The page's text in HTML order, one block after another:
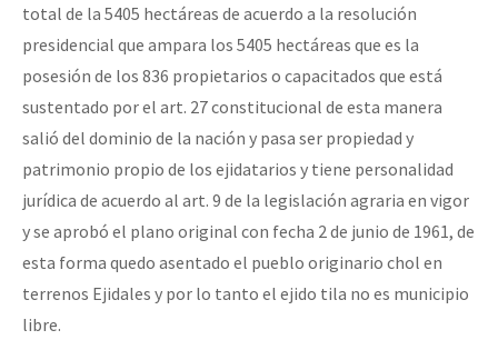
total de la 5405 hectáreas de acuerdo a la resolución
presidencial que ampara los 5405 hectáreas que es la
posesión de los 836 propietarios o capacitados que está
sustentado por el art. 27 constitucional de esta manera
salió del dominio de la nación y pasa ser propiedad y
patrimonio propio de los ejidatarios y tiene personalidad
jurídica de acuerdo al art. 9 de la legislación agraria en vigor
y se aprobó el plano original con fecha 2 de junio de 1961, de
esta forma quedo asentado el pueblo originario chol en
terrenos Ejidales y por lo tanto el ejido tila no es municipio
libre.